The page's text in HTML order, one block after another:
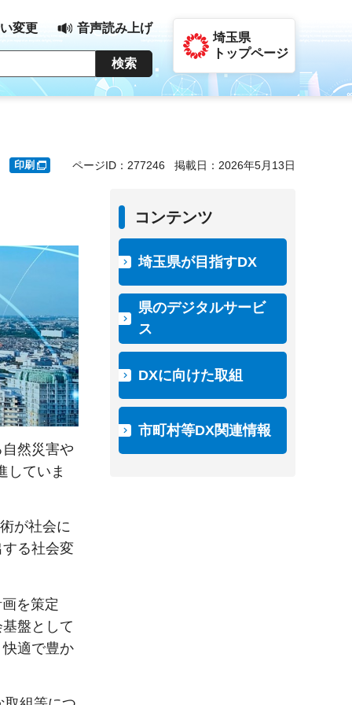
変更 音声読み上げ
埼玉県
トップページ
印刷 ページID：277246 掲載日：2026年5月13日
然災害や
していま
が社会に
る社会変
を策定
盤として
適で豊か
コンテンツ
埼玉県が目指すDX
県のデジタルサービ
ス
DXに向けた取組
市町村等DX関連情報